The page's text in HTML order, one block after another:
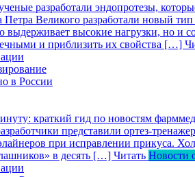
разработали эндопротезы,
Петра Великого разработали новый
выдерживает высокие нагрузки, но и
и приблизить их свойства […]
в России
краткий гид по новостям
представили ортез-
при исправлении прикуса.
в десять […] Читать Новости